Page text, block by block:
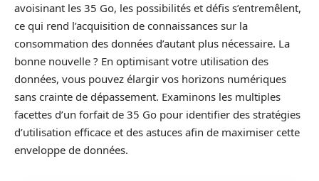
avoisinant les 35 Go, les possibilités et défis s’entremêlent,
ce qui rend l’acquisition de connaissances sur la
consommation des données d’autant plus nécessaire. La
bonne nouvelle ? En optimisant votre utilisation des
données, vous pouvez élargir vos horizons numériques
sans crainte de dépassement. Examinons les multiples
facettes d’un forfait de 35 Go pour identifier des stratégies
d’utilisation efficace et des astuces afin de maximiser cette
enveloppe de données.